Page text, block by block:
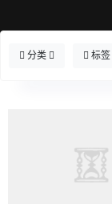
分类 标签